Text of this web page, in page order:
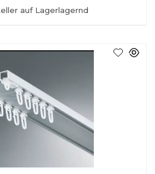
auf Lagerlagernd